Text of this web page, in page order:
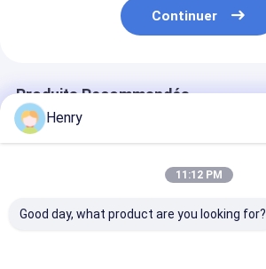
Continuer
Produits Recommandés
Henry
11:12 PM
Good day, what product are you looking for?